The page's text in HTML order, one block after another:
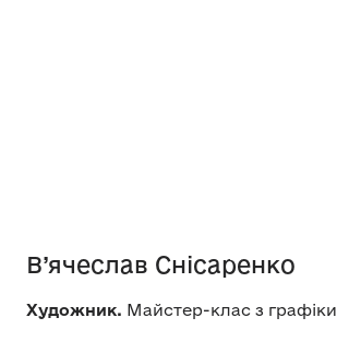
В’ячеслав Снісаренко
Художник. Майстер-клас з графіки